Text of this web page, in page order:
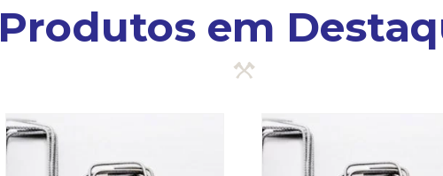
Produtos em